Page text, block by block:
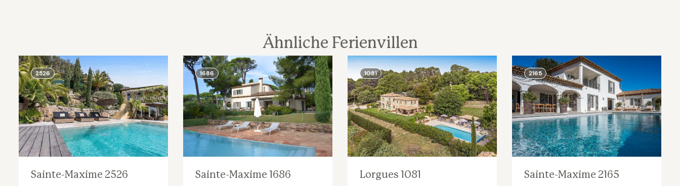
Ähnliche Ferienvillen
2526
Sainte-Maxime 2526
1686
Sainte-Maxime 1686
1081
Lorgues 1081
2165
Sainte-Maxime 2165